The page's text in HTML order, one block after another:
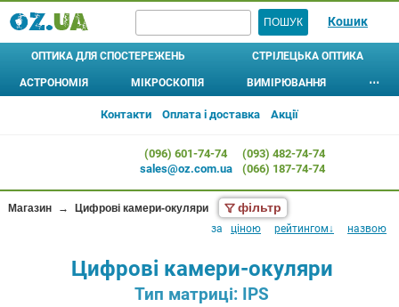
Кошик
ОПТИКА ДЛЯ СПОСТЕРЕЖЕНЬ
ШТАТИВИ
СТРІЛЕЦЬКА ОПТИКА
ПРИЦІЛИ ОПТИЧНІ
ПРИЦІЛИ ЛАЗЕРНІ (ЛЦВ)
КРІПЛЕННЯ ДЛЯ ПРИЦІЛІВ
ПРИЛАДИ НІЧНОГО БАЧЕННЯ
ДАЛЕКОМІРИ
АСТРОНОМІЯ
АСТРОБІНОКЛІ⊚⊚
ФІЛЬТРИ
... ВСІ АКСЕСУАРИ ...
МІКРОСКОПІЯ
МІКРОСКОПИ
Шкільні
Лабораторні
ВІДЕОМІКРОСКОПИ
ВИМІРЮВАННЯ
АЛКОТЕСТЕРИ
АНЕМОМЕТРИ
ГІГРОМЕТРИ
БАРОМЕТРИ
⋯
Контакти Оплата і доставка Акції
(096) 601-74-74
sales@oz.com.ua
(093) 482-74-74
(066) 187-74-74
Магазин →
Цифрові камери-окуляри
за
ціною рейтингом↓ назвою
фільтр
Цифрові камери-окуляри
Тип матриці: IPS